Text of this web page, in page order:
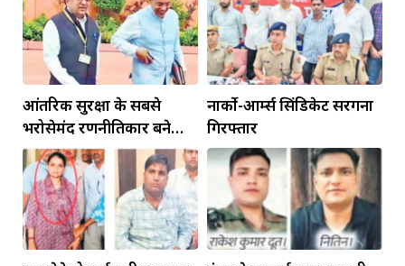
आंतरिक सुरक्षा के सबसे
भरोसेमंद रणनीतिकार बने
रहेंगे गोविंद मोहन
नार्को-आर्म्स सिंडिकेट सरगना
गिरफ्तार